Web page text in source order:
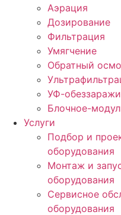
Аэрация
Дозирование
Фильтрация
Умягчение
Обратный
УФ-
Блочное-
Услуги
Подбор и
оборудования
Монтаж и
оборудования
Сервисное
оборудования